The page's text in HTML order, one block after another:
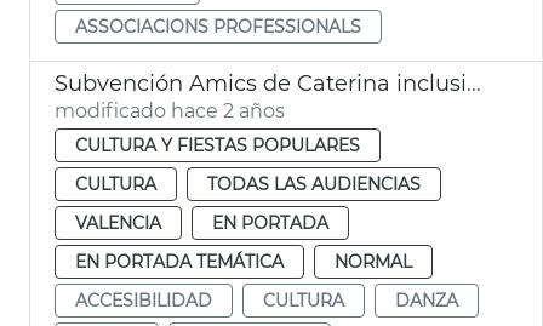
ASSOCIACIONS PROFESSIONALS
Subvención Amics de Caterina inclusión
modificado hace 2 años
CULTURA Y FIESTAS POPULARES
CULTURA
TODAS LAS AUDIENCIAS
VALENCIA
EN PORTADA
EN PORTADA TEMÁTICA
NORMAL
ACCESIBILIDAD
CULTURA
DANZA